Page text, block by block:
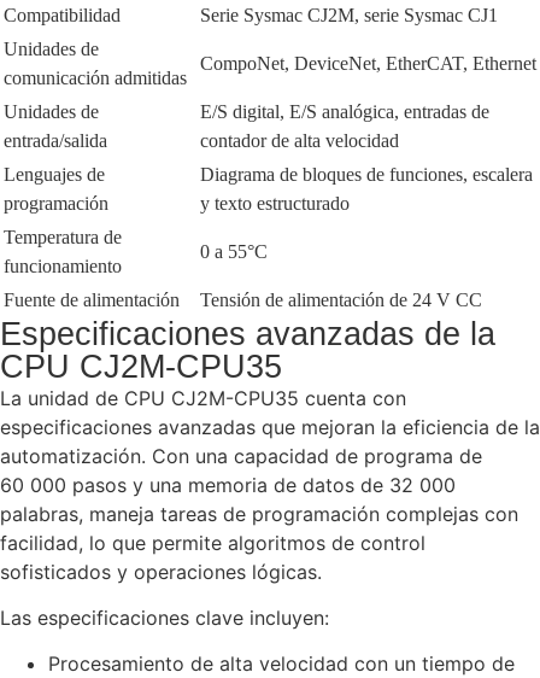
Compatibilidad
Serie Sysmac CJ2M, serie Sysmac CJ1
Unidades de
comunicación admitidas
CompoNet, DeviceNet, EtherCAT, Ethernet
Unidades de
entrada/salida
E/S digital, E/S analógica, entradas de
contador de alta velocidad
Lenguajes de
programación
Diagrama de bloques de funciones, escalera
y texto estructurado
Temperatura de
funcionamiento
0 a 55°C
Fuente de alimentación Tensión de alimentación de 24 V CC
Especificaciones avanzadas de la
CPU CJ2M-CPU35
La unidad de CPU CJ2M-CPU35 cuenta con
especificaciones avanzadas que mejoran la eficiencia de la
automatización. Con una capacidad de programa de
60 000 pasos y una memoria de datos de 32 000
palabras, maneja tareas de programación complejas con
facilidad, lo que permite algoritmos de control
sofisticados y operaciones lógicas.
Las especificaciones clave incluyen:
Procesamiento de alta velocidad con un tiempo de